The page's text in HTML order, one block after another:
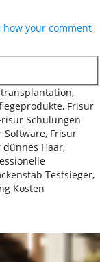
how your comment
Frisur
Schulungen
Software, Frisur
Haar,
Testsieger,
Kosten